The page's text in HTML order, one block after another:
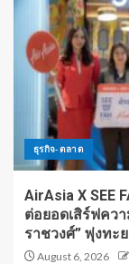
ธุรกิจ-ตลาด
AirAsia X SEE
ต่อยอดเสิร์ฟคว
ราชวงศ์” พุ่งทะ
August 6, 2026